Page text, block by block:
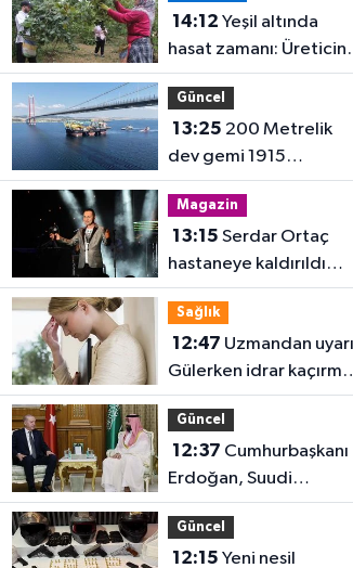
14:12
hasat zamanı:
gözü fiyatta
Güncel
13:25
dev gemi 1915
Çanakkale Köprüsü'nü
geçti
Magazin
13:15
hastaneye kaldırıldı
iddiası!
Sağlık
12:47
Gülerken idrar
normal değil
Güncel
12:37
Erdoğan, Suudi
Arabistan'da
Güncel
12:15